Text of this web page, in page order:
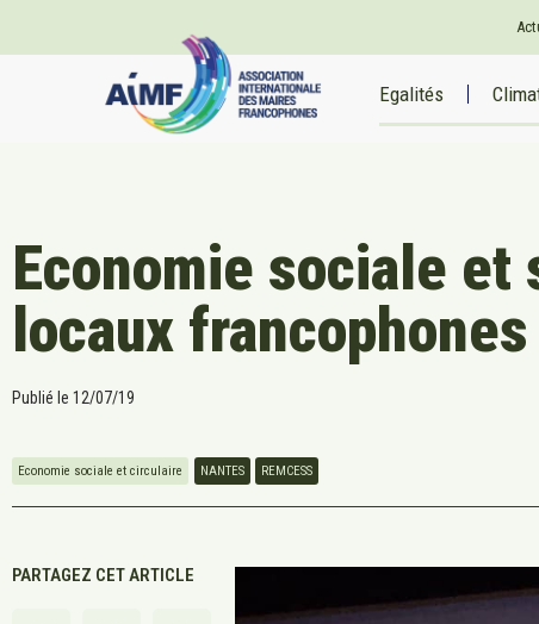
Egalités
Economie sociale
locaux
Publié le 12/07/19
Economie sociale et circulaire NANTES REMCESS
PARTAGEZ CET ARTICLE